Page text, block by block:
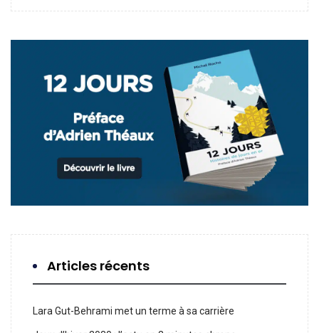
Articles récents
Lara Gut-Behrami met un terme à sa carrière